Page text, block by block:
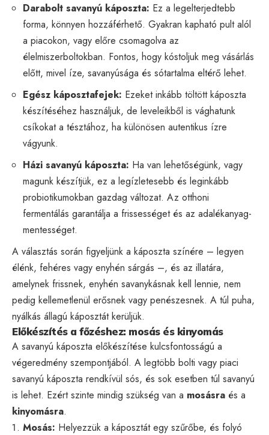
Darabolt savanyú káposzta: Ez a legelterjedtebb
forma, könnyen hozzáférhető. Gyakran kapható pult alól
a piacokon, vagy előre csomagolva az
élelmiszerboltokban. Fontos, hogy kóstoljuk meg vásárlás
előtt, mivel íze, savanyúsága és sótartalma eltérő lehet.
Egész káposztafejek: Ezeket inkább töltött káposzta
készítéséhez használjuk, de leveleikből is vághatunk
csíkokat a tésztához, ha különösen autentikus ízre
vágyunk.
Házi savanyú káposzta: Ha van lehetőségünk, vagy
magunk készítjük, ez a legízletesebb és leginkább
probiotikumokban gazdag változat. Az otthoni
fermentálás garantálja a frissességet és az adalékanyag-
mentességet.
A választás során figyeljünk a káposzta színére – legyen
élénk, fehéres vagy enyhén sárgás –, és az illatára,
amelynek frissnek, enyhén savanykásnak kell lennie, nem
pedig kellemetlenül erősnek vagy penészesnek. A túl puha,
nyálkás állagú káposztát kerüljük.
Előkészítés a főzéshez: mosás és kinyomás
A savanyú káposzta előkészítése kulcsfontosságú a
végeredmény szempontjából. A legtöbb bolti vagy piaci
savanyú káposzta rendkívül sós, és sok esetben túl savanyú
is lehet. Ezért szinte mindig szükség van a mosásra és a
kinyomásra.
Mosás: Helyezzük a káposztát egy szűrőbe, és folyó